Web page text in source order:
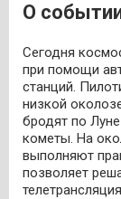
О
Сегодня
при помощи
станций.
низкой
бродят по
кометы. На
выполняют
позволяет